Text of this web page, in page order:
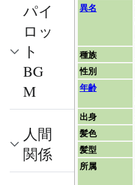
異名
種族
性別
年齢
出身
髪色
髪型
所属
パイ
ロッ
ト
BG
M
人間
関係